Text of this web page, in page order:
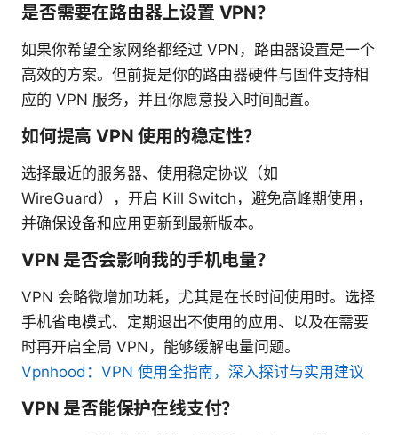
是否需要在路由器上设置 VPN？
如果你希望全家网络都经过 VPN，路由器设置是一个
高效的方案。但前提是你的路由器硬件与固件支持相
应的 VPN 服务，并且你愿意投入时间配置。
如何提高 VPN 使用的稳定性？
选择最近的服务器、使用稳定协议（如
WireGuard），开启 Kill Switch，避免高峰期使用，
并确保设备和应用更新到最新版本。
VPN 是否会影响我的手机电量？
VPN 会略微增加功耗，尤其是在长时间使用时。选择
手机省电模式、定期退出不使用的应用、以及在需要
时再开启全局 VPN，能够缓解电量问题。
Vpnhood：VPN 使用全指南，深入探讨与实用建议
VPN 是否能保护在线支付？